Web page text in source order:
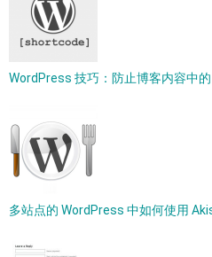
WordPress 技巧：防止博客内容中
多站点的 WordPress 中如何使用